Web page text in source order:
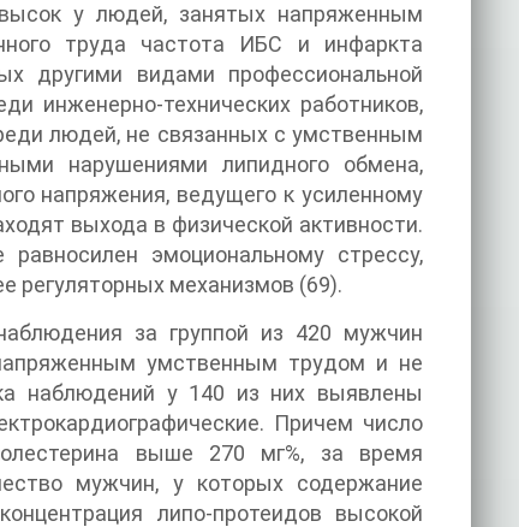
у людей, занятых напряженным
труда частота ИБС и инфаркта
другими видами профессиональной
инженерно-технических работников,
людей, не связанных с умственным
нарушениями липидного обмена,
напряжения, ведущего к усиленному
выхода в физической активности.
эмоциональному стрессу,
регуляторных механизмов (69).
за группой из 420 мужчин
умственным трудом и не
наблюдений у 140 из них выявлены
Причем число
выше 270 мг%, за время
мужчин, у которых содержание
липо-протеидов высокой